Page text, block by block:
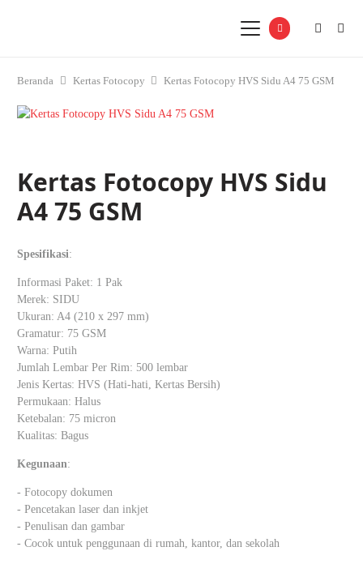
Beranda Kertas Fotocopy Kertas Fotocopy HVS Sidu A4 75 GSM
Kertas Fotocopy HVS Sidu
A4 75 GSM
Spesifikasi:
Informasi Paket: 1 Pak
Merek: SIDU
Ukuran: A4 (210 x 297 mm)
Gramatur: 75 GSM
Warna: Putih
Jumlah Lembar Per Rim: 500 lembar
Jenis Kertas: HVS (Hati-hati, Kertas Bersih)
Permukaan: Halus
Ketebalan: 75 micron
Kualitas: Bagus
Kegunaan:
- Fotocopy dokumen
- Pencetakan laser dan inkjet
- Penulisan dan gambar
- Cocok untuk penggunaan di rumah, kantor, dan sekolah